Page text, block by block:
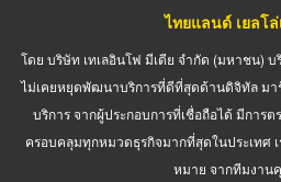
ไทยแลนด์ เยลโล่
โดย บริษัท เทเลอินโฟ มีเดีย จำกัด (มหาชน) บ
ไม่เคยหยุดพัฒนาบริการที่ดีที่สุดด้านดิจิทัล มา
บริการ จากผู้ประกอบการที่เชื่อถือได้ มีการ
ครอบคลุมทุกหมวดธุรกิจมากที่สุดในประเทศ
หมาย จากทีมงาน